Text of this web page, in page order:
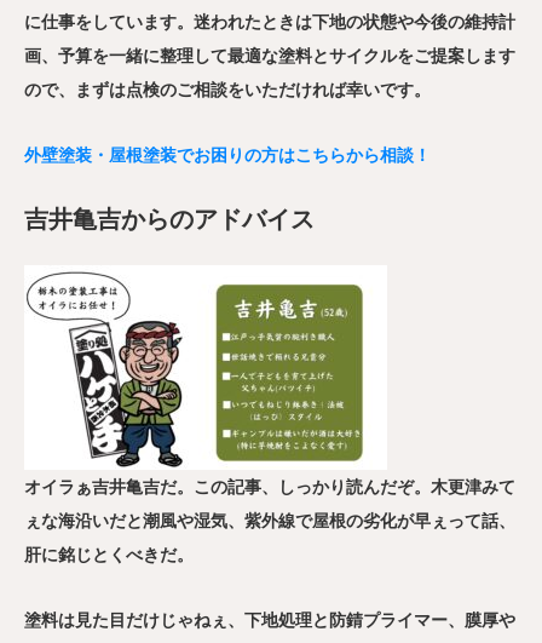
に仕事をしています。迷われたときは下地の状態や今後の維持計
画、予算を一緒に整理して最適な塗料とサイクルをご提案します
ので、まずは点検のご相談をいただければ幸いです。
外壁塗装・屋根塗装でお困りの方はこちらから相談！
吉井亀吉からのアドバイス
オイラぁ吉井亀吉だ。この記事、しっかり読んだぞ。木更津みて
ぇな海沿いだと潮風や湿気、紫外線で屋根の劣化が早ぇって話、
肝に銘じとくべきだ。
塗料は見た目だけじゃねぇ、下地処理と防錆プライマー、膜厚や